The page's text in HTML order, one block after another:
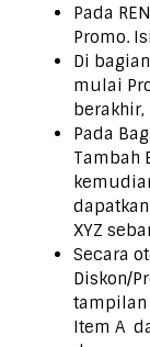
Pada
Promo.
Di
mulai
berakhir,
Pada
Tambah
XYZ
Secara
Diskon/
tampilan
Item A